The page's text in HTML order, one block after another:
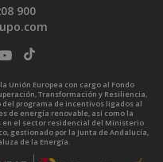
900
Unión Europea con cargo al Fondo
Transformación y Resiliencia,
programa de incentivos ligados al
de energía renovable, así como la
el sector residencial del Ministerio
gestionado por la Junta de Andalucía,
de la Energía.